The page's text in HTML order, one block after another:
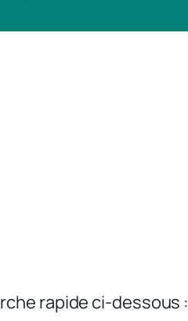
rapide ci-dessous :